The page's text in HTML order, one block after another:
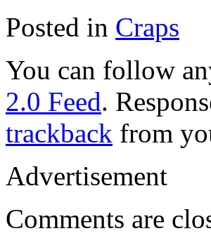
Posted in Craps
You can follow
2.0 Feed.
trackback from
Advertisement
Comments are